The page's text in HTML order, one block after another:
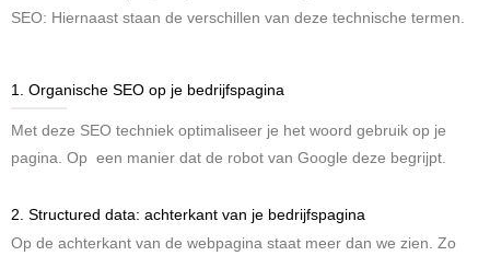
SEO: Hiernaast staan de verschillen van deze technische termen.
1. Organische SEO op je bedrijfspagina
Met deze SEO techniek optimaliseer je het woord gebruik op je
pagina. Op een manier dat de robot van Google deze begrijpt.
2. Structured data: achterkant van je bedrijfspagina
Op de achterkant van de webpagina staat meer dan we zien. Zo